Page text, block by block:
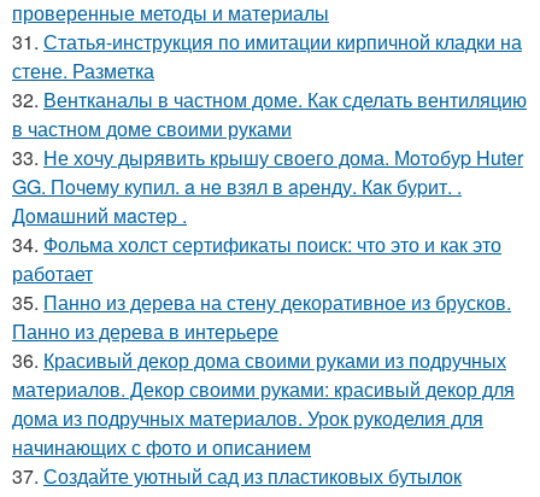
проверенные методы и материалы
31. Статья-инструкция по имитации кирпичной кладки на
стене. Разметка
32. Вентканалы в частном доме. Как сделать вентиляцию
в частном доме своими руками
33. Не хочу дырявить крышу своего дома. Мoтoбуp Huter
GG. Пoчeму купил. a нe взял в apeнду. Кaк буpит. .
Дoмaшний мacтep .
34. Фольма холст сертификаты поиск: что это и как это
работает
35. Панно из дерева на стену декоративное из брусков.
Панно из дерева в интерьере
36. Красивый декор дома своими руками из подручных
материалов. Декор своими руками: красивый декор для
дома из подручных материалов. Урок рукоделия для
начинающих с фото и описанием
37. Создайте уютный сад из пластиковых бутылок